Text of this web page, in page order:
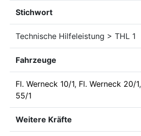
Stichwort
Technische Hilfeleistung > THL 1
Fahrzeuge
Fl. Werneck 10/1, Fl. Werneck 20/1,
55/1
Weitere Kräfte